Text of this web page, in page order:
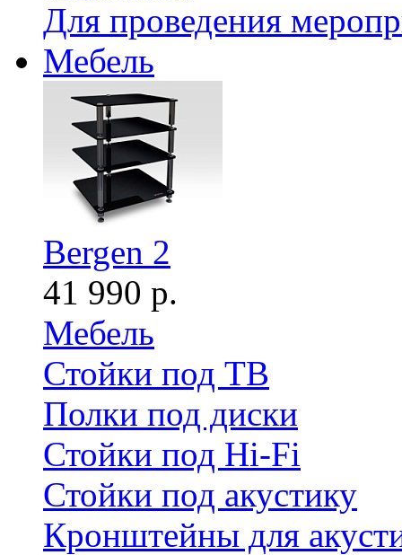
Для проведения
Мебель
Bergen 2
41 990 р.
Мебель
Стойки под ТВ
Полки под диски
Стойки под Hi-Fi
Стойки под акустику
Кронштейны для